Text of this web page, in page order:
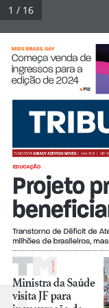
Pular
conteúdo
Tribuna
© 2026 Tribuna
Projeto
Transtorno de Déficit de
milhões de brasileiros, mas
EDUCAÇÃO
FUNDADOR JURACY AZEVEDO NEVES Ano XLI
|   Nº
Ministra da Saúde
visita JF para
DI
A A DIA
Começa venda de
ingressos para a
edição de 2024
MISS BRASIL GAY
• P12
1 / 16